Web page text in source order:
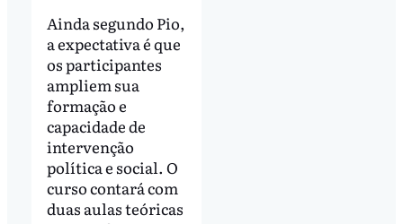
Ainda segundo Pio,
a expectativa é que
os participantes
ampliem sua
formação e
capacidade de
intervenção
política e social. O
curso contará com
duas aulas teóricas